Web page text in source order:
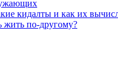
кидалты и как их
жить по-другому?